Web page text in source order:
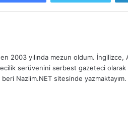
2003 yılında mezun oldum.
serüvenini serbest gazeteci
Nazlim.NET sitesinde yazmaktayım.